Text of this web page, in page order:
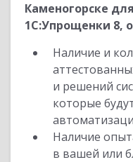
Каменогорске
1С:Упрощенки 8,
Наличие и
и решений
которые
Наличие
в вашей или